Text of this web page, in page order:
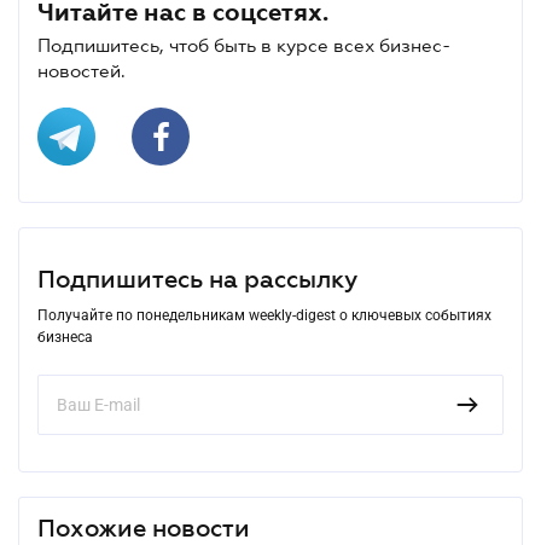
Читайте нас в соцсетях.
Подпишитесь, чтоб быть в курсе всех бизнес-
новостей.
Подпишитесь на рассылку
Получайте по понедельникам weekly-digest о ключевых событиях
бизнеса
Похожие новости